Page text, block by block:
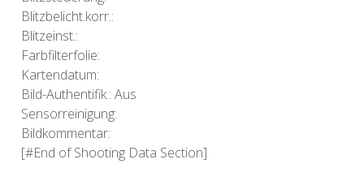
Blitzbelicht.korr.:
Blitzeinst.:
Farbfilterfolie:
Kartendatum:
Bild-Authentifik.: Aus
Sensorreinigung:
Bildkommentar:
[#End of Shooting Data Section]